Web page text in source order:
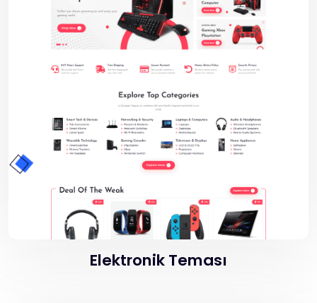
Elektronik Teması